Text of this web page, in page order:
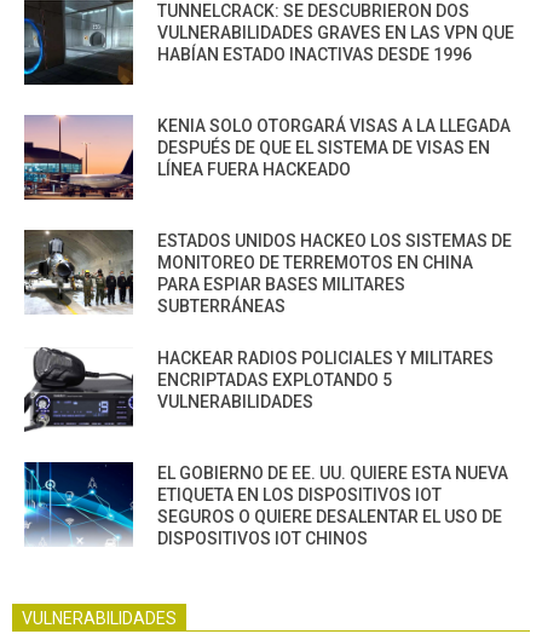
TUNNELCRACK: SE DESCUBRIERON DOS
VULNERABILIDADES GRAVES EN LAS VPN QUE
HABÍAN ESTADO INACTIVAS DESDE 1996
KENIA SOLO OTORGARÁ VISAS A LA LLEGADA
DESPUÉS DE QUE EL SISTEMA DE VISAS EN
LÍNEA FUERA HACKEADO
ESTADOS UNIDOS HACKEO LOS SISTEMAS DE
MONITOREO DE TERREMOTOS EN CHINA
PARA ESPIAR BASES MILITARES
SUBTERRÁNEAS
HACKEAR RADIOS POLICIALES Y MILITARES
ENCRIPTADAS EXPLOTANDO 5
VULNERABILIDADES
EL GOBIERNO DE EE. UU. QUIERE ESTA NUEVA
ETIQUETA EN LOS DISPOSITIVOS IOT
SEGUROS O QUIERE DESALENTAR EL USO DE
DISPOSITIVOS IOT CHINOS
VULNERABILIDADES